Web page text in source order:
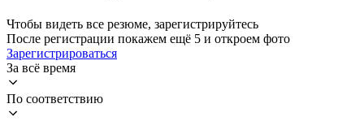
Чтобы видеть все резюме, зарегистрируйтесь
После регистрации покажем ещё 5 и откроем фото
Зарегистрироваться
За всё время
По соответствию